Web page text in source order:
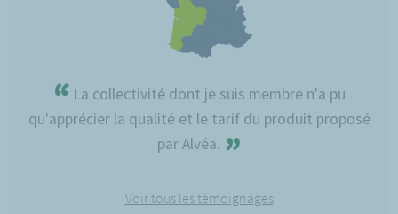
“ La collectivité dont je suis membre n'a pu
qu'apprécier la qualité et le tarif du produit proposé
par Alvéa. ”
Voir tous les témoignages